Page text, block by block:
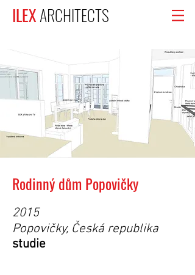
ILEXARCHITECTS
2015
studie
Rodinný dům Popovičky
Popovičky, Česká republika